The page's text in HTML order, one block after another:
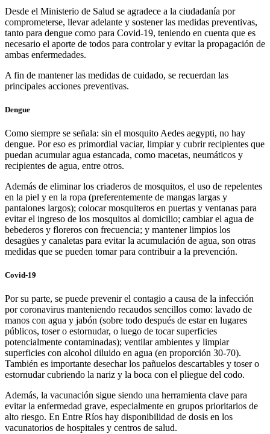
Desde el Ministerio de Salud se agradece a la ciudadanía por
comprometerse, llevar adelante y sostener las medidas preventivas,
tanto para dengue como para Covid-19, teniendo en cuenta que es
necesario el aporte de todos para controlar y evitar la propagación de
ambas enfermedades.
A fin de mantener las medidas de cuidado, se recuerdan las
principales acciones preventivas.
Dengue
Como siempre se señala: sin el mosquito Aedes aegypti, no hay
dengue. Por eso es primordial vaciar, limpiar y cubrir recipientes que
puedan acumular agua estancada, como macetas, neumáticos y
recipientes de agua, entre otros.
Además de eliminar los criaderos de mosquitos, el uso de repelentes
en la piel y en la ropa (preferentemente de mangas largas y
pantalones largos); colocar mosquiteros en puertas y ventanas para
evitar el ingreso de los mosquitos al domicilio; cambiar el agua de
bebederos y floreros con frecuencia; y mantener limpios los
desagües y canaletas para evitar la acumulación de agua, son otras
medidas que se pueden tomar para contribuir a la prevención.
Covid-19
Por su parte, se puede prevenir el contagio a causa de la infección
por coronavirus manteniendo recaudos sencillos como: lavado de
manos con agua y jabón (sobre todo después de estar en lugares
públicos, toser o estornudar, o luego de tocar superficies
potencialmente contaminadas); ventilar ambientes y limpiar
superficies con alcohol diluido en agua (en proporción 30-70).
También es importante desechar los pañuelos descartables y toser o
estornudar cubriendo la nariz y la boca con el pliegue del codo.
Además, la vacunación sigue siendo una herramienta clave para
evitar la enfermedad grave, especialmente en grupos prioritarios de
alto riesgo. En Entre Ríos hay disponibilidad de dosis en los
vacunatorios de hospitales y centros de salud.